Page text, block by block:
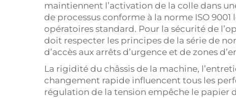
maintiennent l’activation de la colle dans
de processus conforme à la norme ISO
opératoires standard. Pour la sécurité de
doit respecter les principes de la série de
d’accès aux arrêts d’urgence et de zones
La rigidité du châssis de la machine,
changement rapide influencent tous les
régulation de la tension empêche le papier